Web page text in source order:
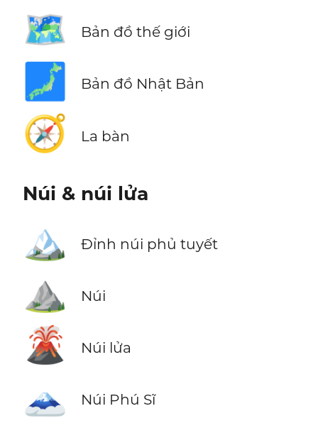
🗺️ Bản đồ thế giới
🗾 Bản đồ Nhật Bản
🧭 La bàn
Núi & núi lửa
🏔️ Đỉnh núi phủ tuyết
⛰️ Núi
🌋 Núi lửa
🗻 Núi Phú Sĩ